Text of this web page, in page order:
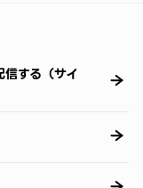
する（サイ